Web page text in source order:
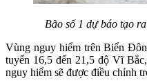
Bão số 1 dự báo tạo
Vùng nguy hiểm trên Biển
tuyến 16,5 đến 21,5 độ Vĩ
nguy hiểm sẽ được điều chỉnh